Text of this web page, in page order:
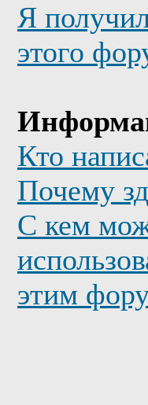
Я
этого
Кто
Почему
С кем
этим